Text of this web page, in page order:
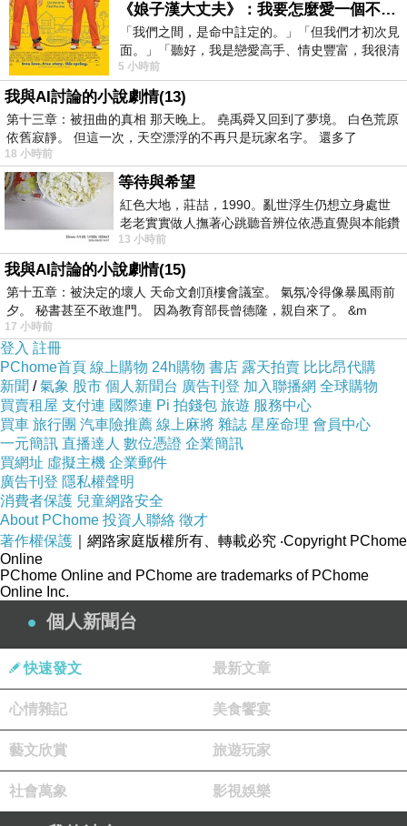
上一篇：桃園申請辦理取得公司登記事項卡設立成立登記新有限公司股份有限公司
下一篇：桃園委託代辦代理辦理申請廠登場登廠房登記設立工廠工場登記設立工廠登記證許可證
(悄悄話)
2013-12-17 09:03:57
《娘子漢大丈夫》：我要怎麼愛一個不存在的人？
「我們之間，是命中註定的。」「但我們才初次見
面。」「聽好，我是戀愛高手、情史豐富，我很清
楚這種感覺，你我之間的那種感覺，現
5 小時前
我與AI討論的小說劇情(13)
第十三章：被扭曲的真相 那天晚上。 堯禹舜又回到了夢境。 白色荒原
依舊寂靜。 但這一次，天空漂浮的不再只是玩家名字。 還多了
18 小時前
等待與希望
紅色大地，莊喆，1990。亂世浮生仍想立身處世
老老實實做人撫著心跳聽音辨位依憑直覺與本能鑽
向裂隙的亮處探索另一個心聲另一個共鳴的
13 小時前
我與AI討論的小說劇情(15)
第十五章：被決定的壞人 天命文創頂樓會議室。 氣氛冷得像暴風雨前
夕。 秘書甚至不敢進門。 因為教育部長曾德隆，親自來了。 &m
17 小時前
登入 註冊
PChome首頁 線上購物 24h購物 書店 露天拍賣 比比昂代購
新聞 /氣象 股市 個人新聞台 廣告刊登 加入聯播網 全球購物
買賣租屋 支付連 國際連 Pi 拍錢包 旅遊 服務中心
買車 旅行團 汽車險推薦 線上麻將 雜誌 星座命理 會員中心
一元簡訊 直播達人 數位憑證 企業簡訊
買網址 虛擬主機 企業郵件
廣告刊登 隱私權聲明
消費者保護 兒童網路安全
About PChome 投資人聯絡 徵才
著作權保護 ｜網路家庭版權所有、轉載必究 ‧Copyright PChome
Online
PChome Online and PChome are trademarks of PChome
Online Inc.
個人新聞台
快速發文 最新文章
心情雜記 美食饗宴
藝文欣賞 旅遊玩家
社會萬象 影視娛樂